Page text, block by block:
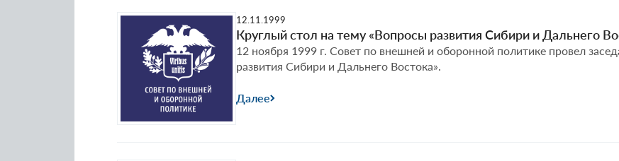
12.11.1999
Круглый стол на тему «Вопросы развития Сибири и Дальнего
12 ноября 1999 г. Совет по внешней и оборонной политике провел
развития Сибири и Дальнего Востока».
Далее